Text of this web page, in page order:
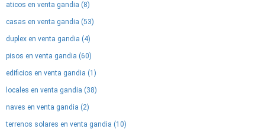
aticos en venta gandia (8)
casas en venta gandia (53)
duplex en venta gandia (4)
pisos en venta gandia (60)
edificios en venta gandia (1)
locales en venta gandia (38)
naves en venta gandia (2)
terrenos solares en venta gandia (10)